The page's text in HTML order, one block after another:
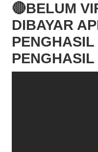
🔴BELUM
DIBAYAR